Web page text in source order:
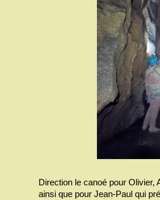
Direction le canoé pour Olivier,
ainsi que pour Jean-Paul qui